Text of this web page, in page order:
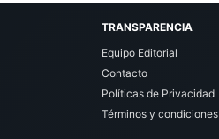
TRANSPARENCIA
Equipo Editorial
Contacto
Políticas de Privacidad
Términos y condiciones